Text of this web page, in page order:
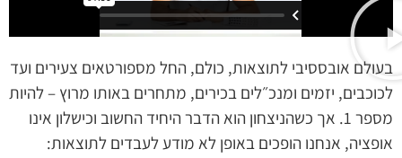
בעולם אובססיבי לתוצאות, כולם, החל מספורטאים צעירים ועד
לכוכבים, יזמים ומנכ״לים בכירים, מתחרים באותו מרוץ – להיות
מספר 1. אך כשהניצחון הוא הדבר היחיד החשוב וכישלון אינו
אופציה, אנחנו הופכים באופן לא מודע לעבדים לתוצאות: